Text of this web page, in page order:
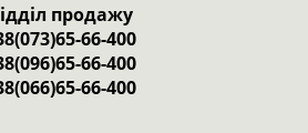
продажу
66-400
66-400
66-400